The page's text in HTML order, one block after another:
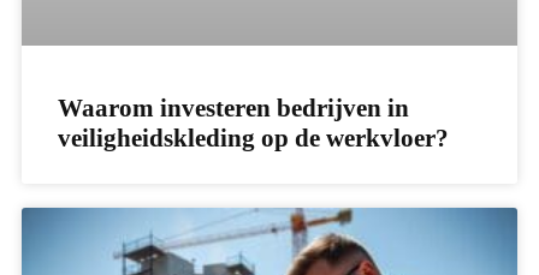
Waarom investeren bedrijven in
veiligheidskleding op de werkvloer?